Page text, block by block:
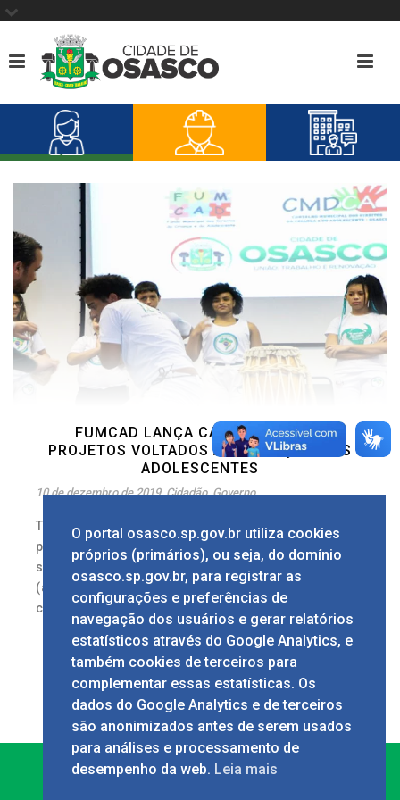
FUMCAD LANÇA CAMPANHA PARA
PROJETOS VOLTADOS ÀS CRIANÇA E AOS
ADOLESCENTES
10 de dezembro de 2019 Cidadão,Governo
Texto: Marco Borba Imagens: Marcelo Deck O
prefeito de Osasco, Rogério Lins, participou na
segunda-feira, 9/12, na Sala Luiz Claudino
(anexa ao Paço Municipal), do lançamento da
campanha [...]
O portal osasco.sp.gov.br utiliza cookies
próprios (primários), ou seja, do domínio
osasco.sp.gov.br, para registrar as
configurações e preferências de
navegação dos usuários e gerar relatórios
estatísticos através do Google Analytics, e
também cookies de terceiros para
complementar essas estatísticas. Os
dados do Google Analytics e de terceiros
são anonimizados antes de serem usados
para análises e processamento de
desempenho da web. Leia mais